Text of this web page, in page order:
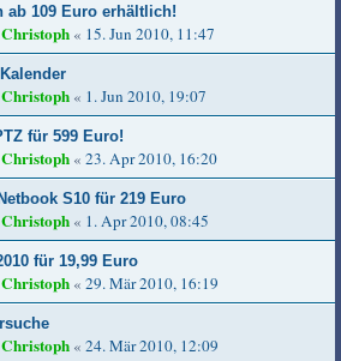
ab 109 Euro erhältlich!
Christoph « 15. Jun 2010, 11:47
Christoph « 1. Jun 2010, 19:07
für 599 Euro!
Christoph « 23. Apr 2010, 16:20
S10 für 219 Euro
Christoph « 1. Apr 2010, 08:45
für 19,99 Euro
Christoph « 29. Mär 2010, 16:19
Christoph « 24. Mär 2010, 12:09